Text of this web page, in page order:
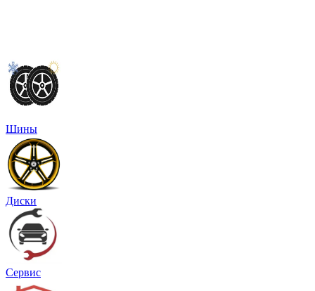
Шины
Диски
Сервис